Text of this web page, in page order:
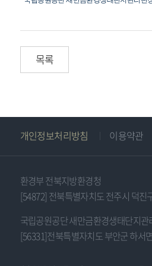
목록
개인정보처리방침 이용약관
환경부 전북지방환경청
[54872] 전북특별자치도 전주시 덕진
국립공원공단 새만금환경생태단지관
[56331]전북특별자치도 부안군 하서